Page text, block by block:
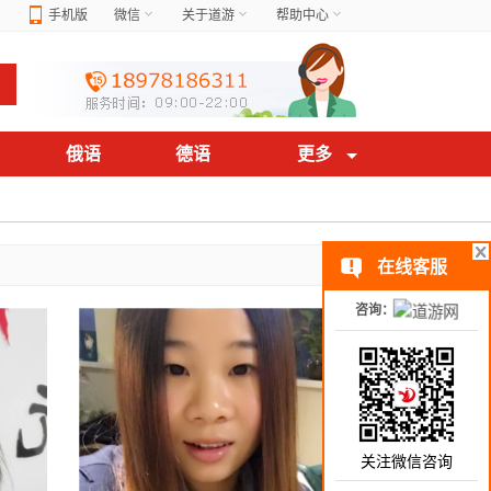
手机版 微信 关于道游 帮助中心
俄语 德语 更多
在线客服
咨询：
关注微信咨询